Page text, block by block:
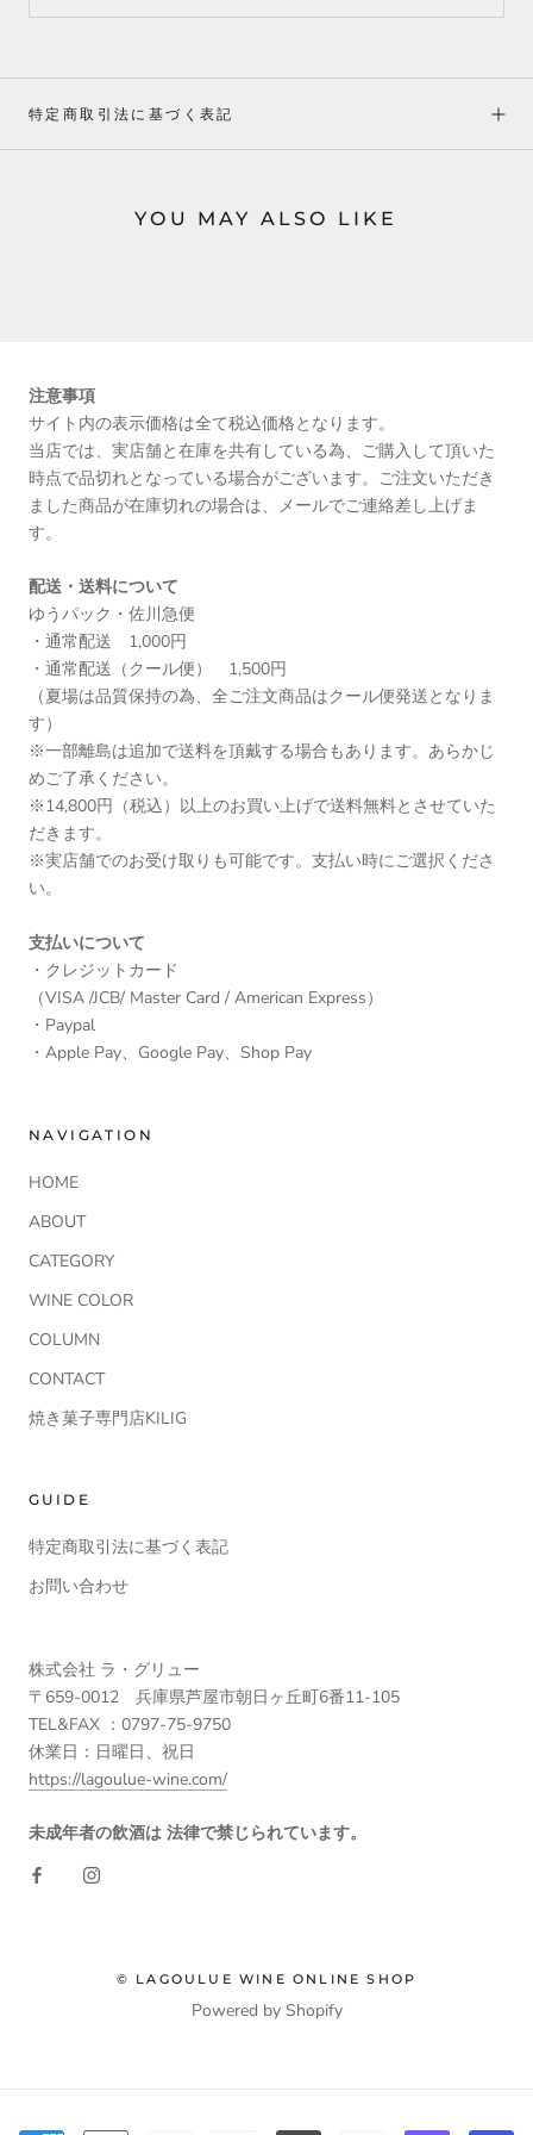
特定商取引法に基づく表記
YOU MAY ALSO LIKE
注意事項
サイト内の表示価格は全て税込価格となります。
当店では、実店舗と在庫を共有している為、ご購入して頂いた
時点で品切れとなっている場合がございます。ご注文いただき
ました商品が在庫切れの場合は、メールでご連絡差し上げま
す。
配送・送料について
ゆうパック・佐川急便
・通常配送 1,000円
・通常配送（クール便） 1,500円
（夏場は品質保持の為、全ご注文商品はクール便発送となりま
す）
※一部離島は追加で送料を頂戴する場合もあります。あらかじ
めご了承ください。
※14,800円（税込）以上のお買い上げで送料無料とさせていた
だきます。
※実店舗でのお受け取りも可能です。支払い時にご選択くださ
い。
支払いについて
・クレジットカード
（VISA /JCB/ Master Card / American Express）
・Paypal
・Apple Pay、Google Pay、Shop Pay
NAVIGATION
HOME
ABOUT
CATEGORY
WINE COLOR
COLUMN
CONTACT
焼き菓子専門店KILIG
GUIDE
特定商取引法に基づく表記
お問い合わせ
株式会社 ラ・グリュー
〒659-0012 兵庫県芦屋市朝日ヶ丘町6番11-105
TEL&FAX ：0797-75-9750
休業日：日曜日、祝日
https://lagoulue-wine.com/
未成年者の飲酒は 法律で禁じられています。
© LAGOULUE WINE ONLINE SHOP
Powered by Shopify